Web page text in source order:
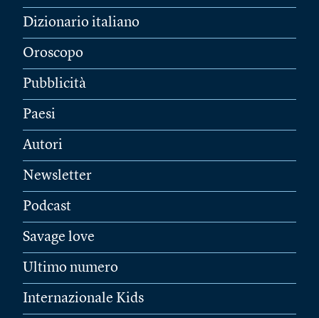
Dizionario italiano
Oroscopo
Pubblicità
Paesi
Autori
Newsletter
Podcast
Savage love
Ultimo numero
Internazionale Kids